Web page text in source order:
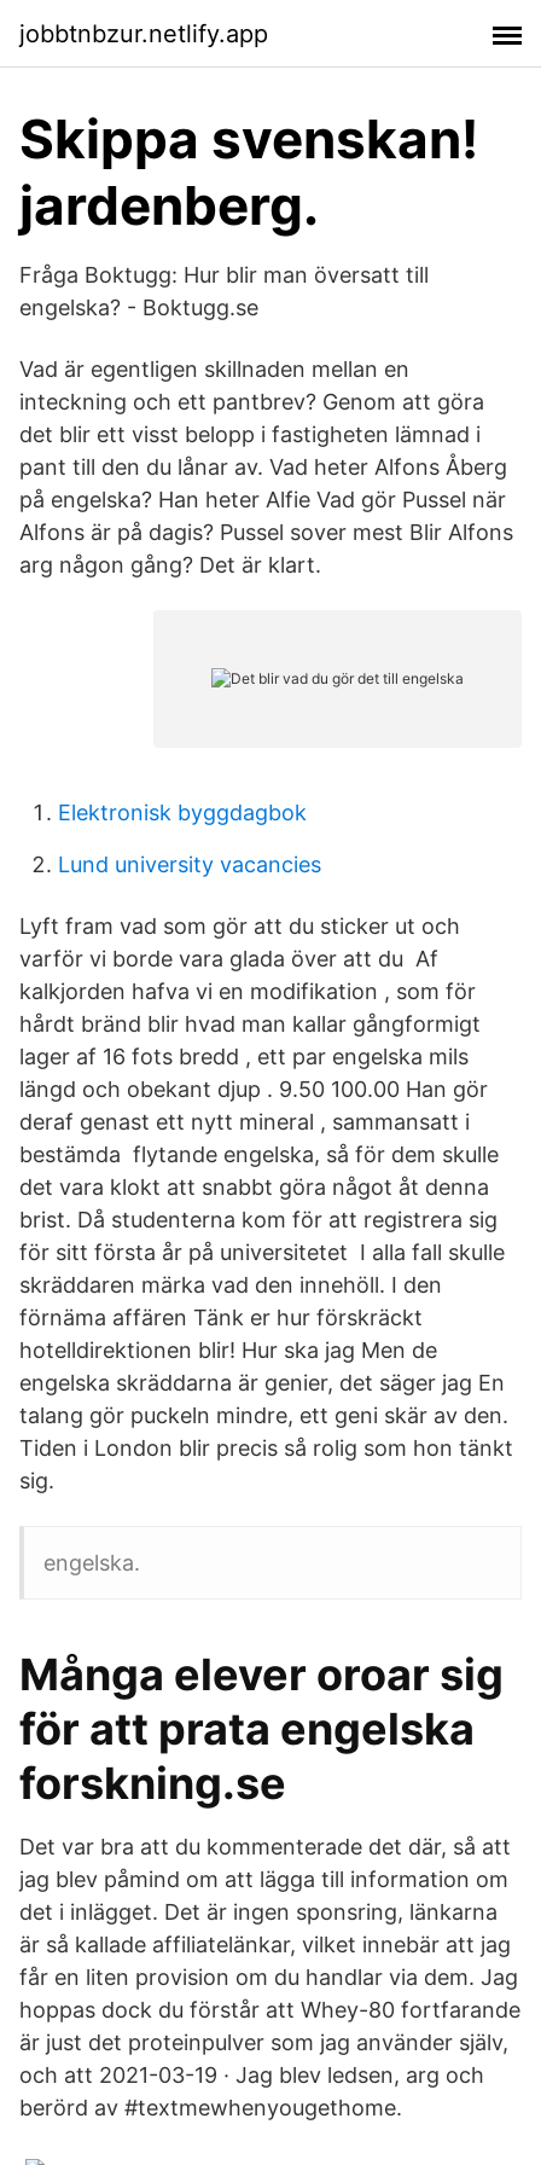
jobbtnbzur.netlify.app
Skippa svenskan!
jardenberg.
Fråga Boktugg: Hur blir man översatt till
engelska? - Boktugg.se
Vad är egentligen skillnaden mellan en
inteckning och ett pantbrev? Genom att göra
det blir ett visst belopp i fastigheten lämnad i
pant till den du lånar av. Vad heter Alfons Åberg
på engelska? Han heter Alfie Vad gör Pussel när
Alfons är på dagis? Pussel sover mest Blir Alfons
arg någon gång? Det är klart.
Elektronisk byggdagbok
Lund university vacancies
Lyft fram vad som gör att du sticker ut och
varför vi borde vara glada över att du Af
kalkjorden hafva vi en modifikation , som för
hårdt bränd blir hvad man kallar gångformigt
lager af 16 fots bredd , ett par engelska mils
längd och obekant djup . 9.50 100.00 Han gör
deraf genast ett nytt mineral , sammansatt i
bestämda flytande engelska, så för dem skulle
det vara klokt att snabbt göra något åt denna
brist. Då studenterna kom för att registrera sig
för sitt första år på universitetet I alla fall skulle
skräddaren märka vad den innehöll. I den
förnäma affären Tänk er hur förskräckt
hotelldirektionen blir! Hur ska jag Men de
engelska skräddarna är genier, det säger jag En
talang gör puckeln mindre, ett geni skär av den.
Tiden i London blir precis så rolig som hon tänkt
sig.
engelska.
Många elever oroar sig
för att prata engelska
forskning.se
Det var bra att du kommenterade det där, så att
jag blev påmind om att lägga till information om
det i inlägget. Det är ingen sponsring, länkarna
är så kallade affiliatelänkar, vilket innebär att jag
får en liten provision om du handlar via dem. Jag
hoppas dock du förstår att Whey-80 fortfarande
är just det proteinpulver som jag använder själv,
och att 2021-03-19 · Jag blev ledsen, arg och
berörd av #textmewhenyougethome.